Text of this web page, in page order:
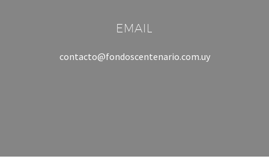
EMAIL
contacto@fondoscentenario.com.uy